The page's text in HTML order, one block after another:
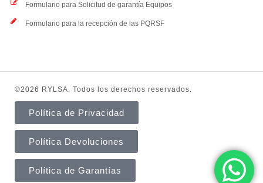
Formulario para Solicitud de garantía Equipos
Formulario para la recepción de las PQRSF
©2026 RYLSA. Todos los derechos reservados.
Política de Privacidad
Política Devoluciones
Política de Garantías